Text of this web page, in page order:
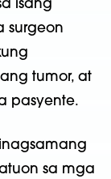
isang
surgeon
tumor, at
pasyente.
sa mga